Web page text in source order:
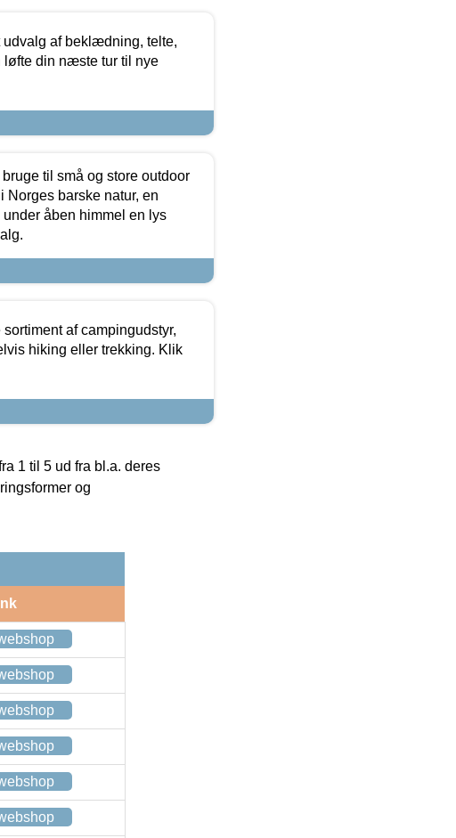
udvalg af beklædning, telte,
løfte din næste tur til nye
til små og store outdoor
Norges barske natur, en
åben himmel en lys
af campingudstyr,
hiking eller trekking. Klik
1 til 5 ud fra bl.a. deres
og